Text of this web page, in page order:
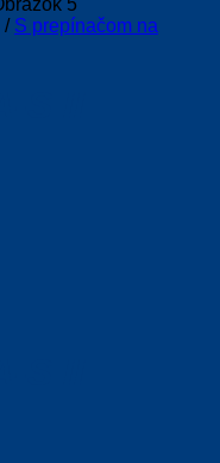
/ S prepínačom na